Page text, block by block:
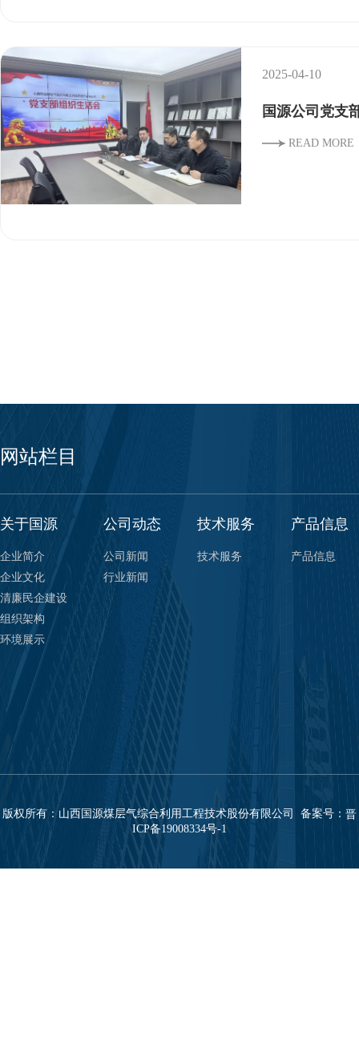
2025-04-10
国源公司党支
READ MORE
网站栏目
关于国源
企业简介
企业文化
清廉民企建设
组织架构
环境展示
公司动态
公司新闻
行业新闻
技术服务
技术服务
产品信息
产品信息
版权所有：山西国源煤层气综合利用工程技术股份有限公司 备案号： 晋
ICP备19008334号-1